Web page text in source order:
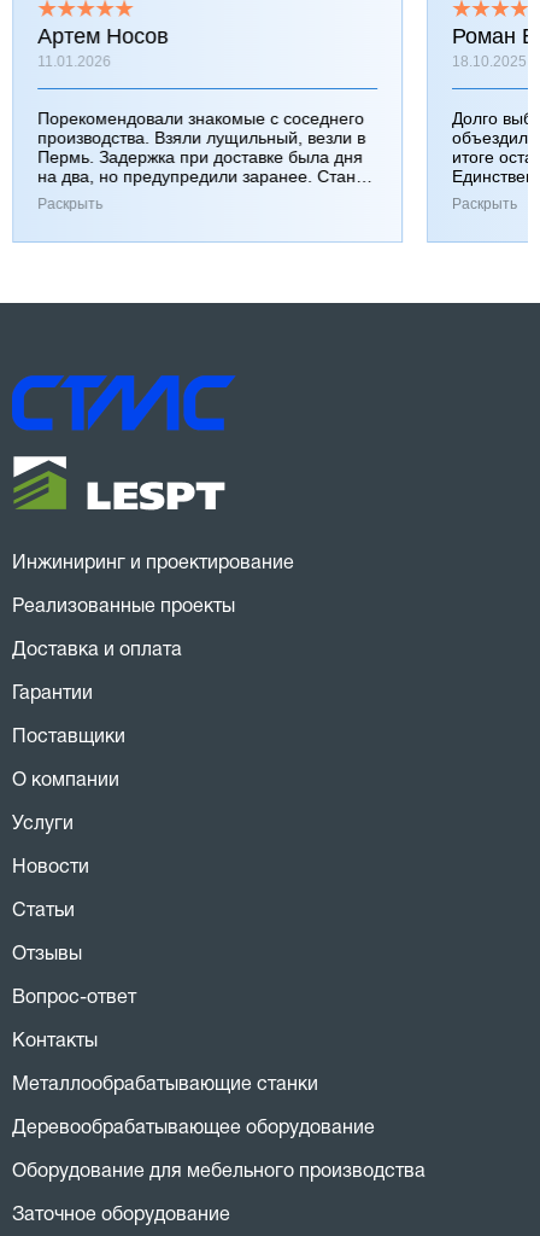
Артем Носов
11.01.2026
Порекомендовали знакомые с соседнего
производства. Взяли лущильный, везли в
Пермь. Задержка при доставке была дня
на два, но предупредили заранее. Станок
работает хорошо, к качеству вопросов нет.
Раскрыть
Роман
18.10.2025
Долго
итоге
Раскрыть
Инжиниринг и проектирование
Реализованные проекты
Доставка и оплата
Гарантии
Поставщики
О компании
Услуги
Новости
Статьи
Отзывы
Вопрос-ответ
Контакты
Металлообрабатывающие станки
Деревообрабатывающее оборудование
Оборудование для мебельного производства
Заточное оборудование